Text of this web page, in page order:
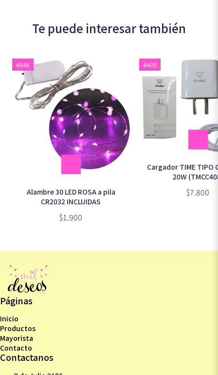
Te puede interesar también
4646
Alambre 30 LED ROSA a pila
CR2032 INCLUIDAS
$1.900
4405
Cargador TIME TIPO
20W
$7.800
Páginas
Inicio
Productos
Mayorista
Contacto
Contactanos